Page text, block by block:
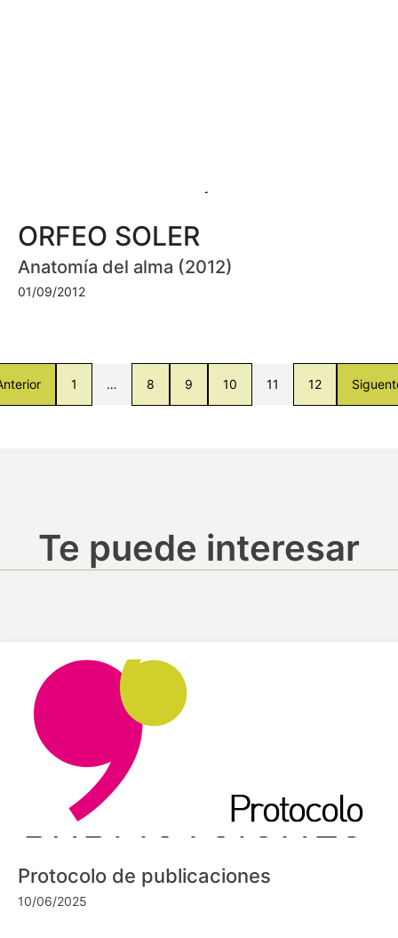
ORFEO SOLER
Anatomía del alma (2012)
01/09/2012
1 … 8 9 10 11 12
Te puede interesar
Protocolo de publicaciones
10/06/2025